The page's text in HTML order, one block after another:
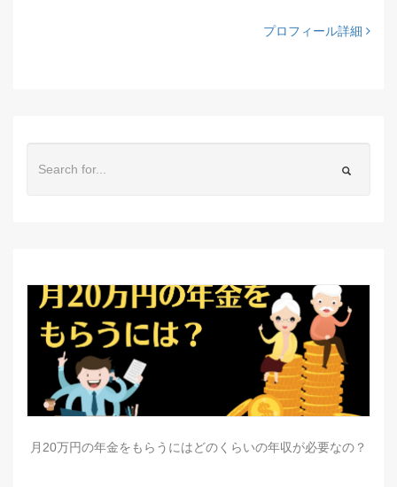
プロフィール詳細
月20万円の年金をもらうにはどのくらいの年収が必要なの？